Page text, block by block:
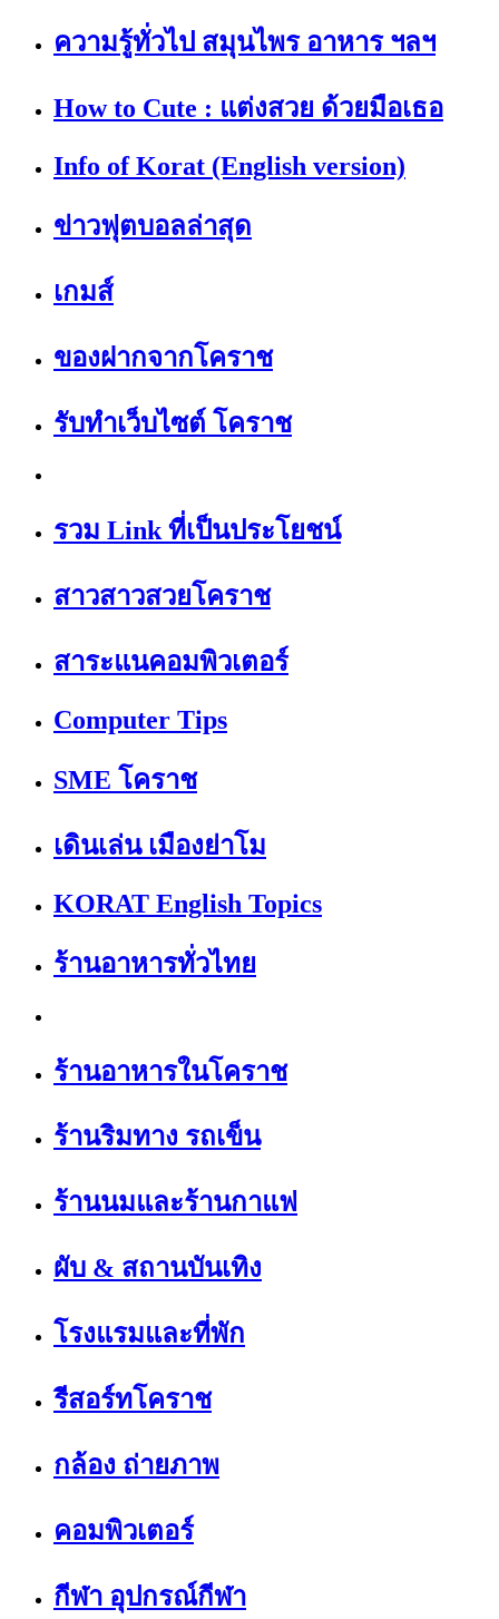
ความรู้ทั่วไป สมุนไพร อาหาร ฯลฯ
How to Cute : แต่งสวย ด้วยมือเธอ
Info of Korat (English version)
ข่าวฟุตบอลล่าสุด
เกมส์
ของฝากจากโคราช
รับทำเว็บไซต์ โคราช
รวม Link ที่เป็นประโยชน์
สาวสาวสวยโคราช
สาระแนคอมพิวเตอร์
Computer Tips
SME โคราช
เดินเล่น เมืองย่าโม
KORAT English Topics
ร้านอาหารทั่วไทย
ร้านอาหารในโคราช
ร้านริมทาง รถเข็น
ร้านนมและร้านกาแฟ
ผับ & สถานบันเทิง
โรงแรมและที่พัก
รีสอร์ทโคราช
กล้อง ถ่ายภาพ
คอมพิวเตอร์
กีฬา อุปกรณ์กีฬา